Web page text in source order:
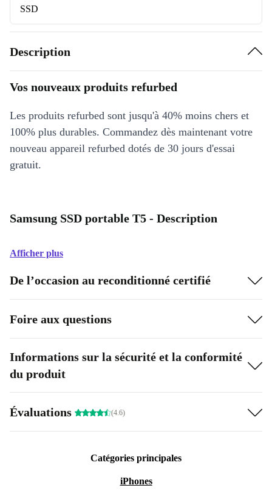
SSD
Description
Vos nouveaux produits refurbed
Les produits refurbed sont jusqu'à 40% moins chers et
100% plus durables. Commandez dès maintenant votre
nouveau appareil refurbed dotés de 30 jours d'essai
gratuit.
Samsung SSD portable T5 - Description
Afficher plus
De l’occasion au reconditionné certifié
Foire aux questions
Informations sur la sécurité et la conformité
du produit
Évaluations (4.6)
Catégories principales
iPhones